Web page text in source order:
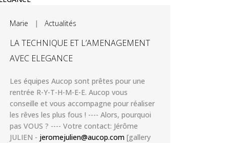
Marie | Actualités
LA TECHNIQUE ET L’AMENAGEMENT
AVEC ELEGANCE
Les équipes Aucop sont prêtes pour une
rentrée R-Y-T-H-M-E-E. Aucop vous
conseille et vous accompagne pour réaliser
les rêves les plus fous ! ---- Alors, pourquoi
pas VOUS ? ---- Votre contact: Jérôme
JULIEN - jeromejulien@aucop.com [gallery